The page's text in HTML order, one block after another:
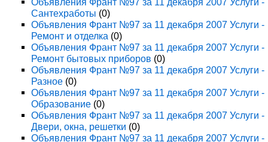
Сантехработы (0)
Объявления Франт №97 за 11 декабря 2007 Услуги -
Ремонт и отделка (0)
Объявления Франт №97 за 11 декабря 2007 Услуги -
Ремонт бытовых приборов (0)
Объявления Франт №97 за 11 декабря 2007 Услуги -
Разное (0)
Объявления Франт №97 за 11 декабря 2007 Услуги -
Образование (0)
Объявления Франт №97 за 11 декабря 2007 Услуги -
Двери, окна, решетки (0)
Объявления Франт №97 за 11 декабря 2007 Услуги -